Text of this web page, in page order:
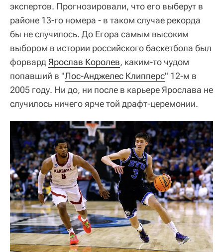
экспертов. Прогнозировали, что его выберут в
районе 13-го номера - в таком случае рекорда
бы не случилось. До Егора самым высоким
выбором в истории российского баскетбола был
форвард Ярослав Королев, каким-то чудом
попавший в "Лос-Анджелес Клипперс" 12-м в
2005 году. Ни до, ни после в карьере Ярослава не
случилось ничего ярче той драфт-церемонии.